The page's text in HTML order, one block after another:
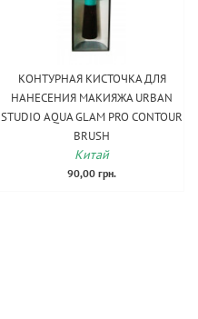
КОНТУРНАЯ КИСТОЧКА ДЛЯ
НАНЕСЕНИЯ МАКИЯЖА URBAN
STUDIO AQUA GLAM PRO CONTOUR
BRUSH
Китай
90,00 грн.